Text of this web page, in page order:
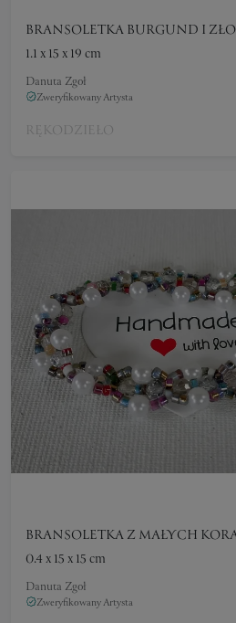
BRANSOLETKA BURGUND I
1.1 x 15 x 19 cm
Danuta Zgoł
Zweryfikowany Artysta
RĘKODZIEŁO
BRANSOLETKA Z MAŁYCH
0.4 x 15 x 15 cm
Danuta Zgoł
Zweryfikowany Artysta